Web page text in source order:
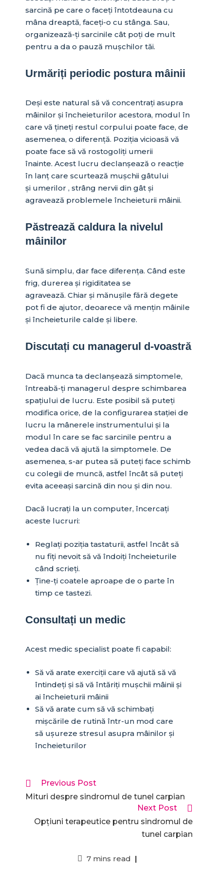
sarcină pe care o faceți întotdeauna cu
mâna dreaptă, faceți-o cu stânga. Sau,
organizează-ți sarcinile cât poți de mult
pentru a da o pauză mușchilor tăi.
Urmăriți periodic postura mâinii
Deși este natural să vă concentrați asupra
mâinilor și încheieturilor acestora, modul în
care vă țineți restul corpului poate face, de
asemenea, o diferență. Poziția vicioasă vă
poate face să vă rostogoliți umerii
înainte. Acest lucru declanșează o reacție
în lanț care scurtează mușchii gâtului
și umerilor , strâng nervii din gât și
agravează problemele încheieturii mâinii.
Păstrează caldura la nivelul
mâinilor
Sună simplu, dar face diferența. Când este
frig, durerea și rigiditatea se
agravează. Chiar și mănușile fără degete
pot fi de ajutor, deoarece vă mențin mâinile
și încheieturile calde și libere.
Discutați cu managerul d-voastră
Dacă munca ta declanșează simptomele,
întreabă-ți managerul despre schimbarea
spațiului de lucru. Este posibil să puteți
modifica orice, de la configurarea stației de
lucru la mânerele instrumentului și la
modul în care se fac sarcinile pentru a
vedea dacă vă ajută la simptomele. De
asemenea, s-ar putea să puteți face schimb
cu colegii de muncă, astfel încât să puteți
evita aceeași sarcină din nou și din nou.
Dacă lucrați la un computer, încercați
aceste lucruri:
Reglați poziția tastaturii, astfel încât să
nu fiți nevoit să vă îndoiți încheieturile
când scrieți.
Ține-ți coatele aproape de o parte în
timp ce tastezi.
Consultați un medic
Acest medic specialist poate fi capabil:
Să vă arate exerciții care vă ajută să vă
întindeți și să vă întăriți mușchii mâinii și
ai încheieturii mâinii
Să vă arate cum să vă schimbați
mișcările de rutină într-un mod care
să ușureze stresul asupra mâinilor și
încheieturilor
Previous Post
Mituri despre sindromul de tunel carpian
Next Post
Opțiuni terapeutice pentru sindromul de
tunel carpian
7 mins read